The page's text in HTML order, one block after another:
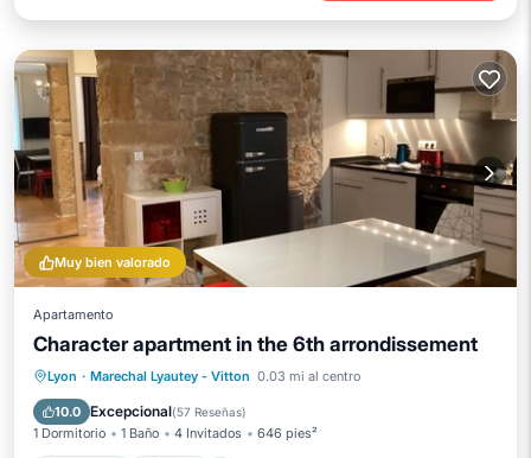
Muy bien valorado
Apartamento
Character apartment in the 6th arrondissement
Lyon · Marechal Lyautey - Vitton 0.03 mi al centro
10.0 Excepcional(57 Reseñas)
1 Dormitorio 1 Baño 4 Invitados 646 pies²
Desayuno Cocina
Internet
Se admiten mascotas